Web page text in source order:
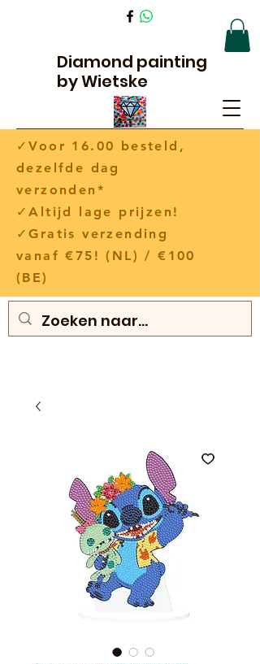
Diamond painting
by Wietske
✓Voor 16.00 besteld,
dezelfde dag
verzonden*
✓Altijd lage prijzen!
✓Gratis verzending
vanaf €75! (NL) / €100
(BE)